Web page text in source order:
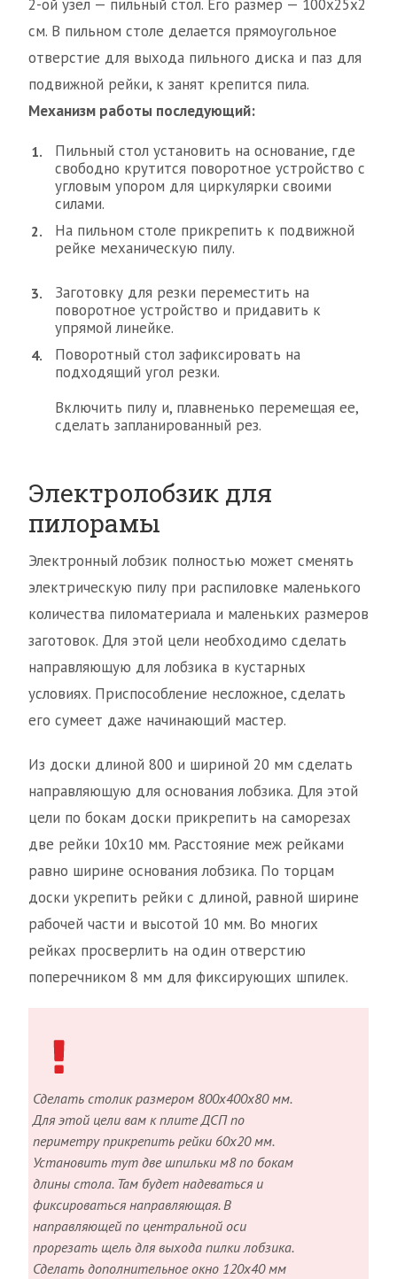
2-ой узел — пильный стол. Его размер — 100х25х2
см. В пильном столе делается прямоугольное
отверстие для выхода пильного диска и паз для
подвижной рейки, к занят крепится пила.
Механизм работы последующий:
Пильный стол установить на основание, где
свободно крутится поворотное устройство с
угловым упором для циркулярки своими
силами.
На пильном столе прикрепить к подвижной
рейке механическую пилу.
Заготовку для резки переместить на
поворотное устройство и придавить к
упрямой линейке.
Поворотный стол зафиксировать на
подходящий угол резки.
Включить пилу и, плавненько перемещая ее,
сделать запланированный рез.
Электролобзик для
пилорамы
Электронный лобзик полностью может сменять
электрическую пилу при распиловке маленького
количества пиломатериала и маленьких размеров
заготовок. Для этой цели необходимо сделать
направляющую для лобзика в кустарных
условиях. Приспособление несложное, сделать
его сумеет даже начинающий мастер.
Из доски длиной 800 и шириной 20 мм сделать
направляющую для основания лобзика. Для этой
цели по бокам доски прикрепить на саморезах
две рейки 10х10 мм. Расстояние меж рейками
равно ширине основания лобзика. По торцам
доски укрепить рейки с длиной, равной ширине
рабочей части и высотой 10 мм. Во многих
рейках просверлить на один отверстию
поперечником 8 мм для фиксирующих шпилек.
Сделать столик размером 800х400х80 мм.
Для этой цели вам к плите ДСП по
периметру прикрепить рейки 60х20 мм.
Установить тут две шпильки м8 по бокам
длины стола. Там будет надеваться и
фиксироваться направляющая. В
направляющей по центральной оси
прорезать щель для выхода пилки лобзика.
Сделать дополнительное окно 120х40 мм